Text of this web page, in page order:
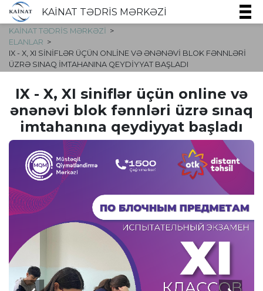
KAİNAT TƏDRİS MƏRKƏZİ
KAİNAT TƏDRİS MƏRKƏZİ
ELANLAR
IX - X, XI SINIFLƏR ÜÇÜN ONLINE VƏ ƏNƏNƏVI BLOK FƏNNLƏRI
ÜZRƏ SINAQ IMTAHANINA QEYDIYYAT BAŞLADI
IX - X, XI siniflər üçün online və
ənənəvi blok fənnləri üzrə sınaq
imtahanına qeydiyyat başladı